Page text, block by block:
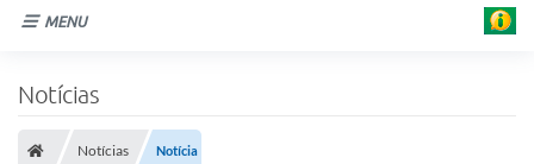
MENU
Notícias
Notícias Notícia